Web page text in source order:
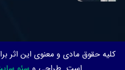
کلیه حقوق مادی و معنوی این اثر